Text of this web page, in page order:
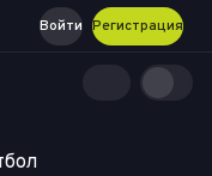
Регистрация
Войти